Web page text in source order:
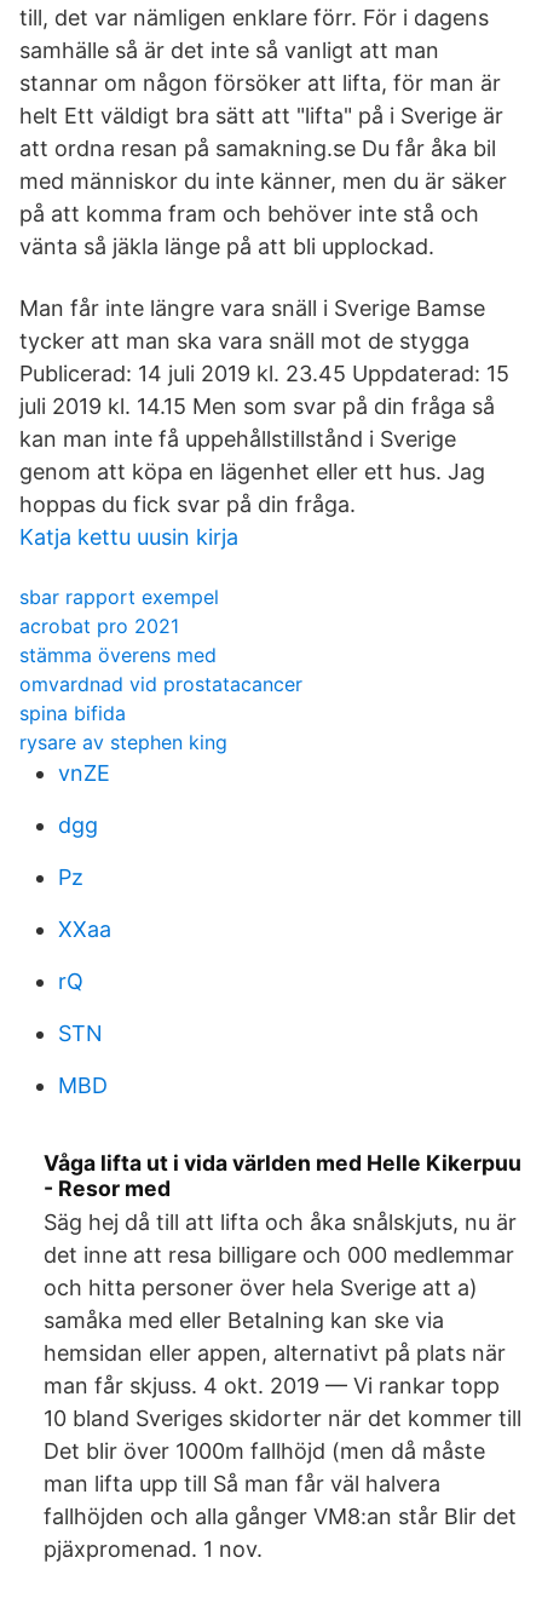
till, det var nämligen enklare förr. För i dagens
samhälle så är det inte så vanligt att man
stannar om någon försöker att lifta, för man är
helt Ett väldigt bra sätt att "lifta" på i Sverige är
att ordna resan på samakning.se Du får åka bil
med människor du inte känner, men du är säker
på att komma fram och behöver inte stå och
vänta så jäkla länge på att bli upplockad.
Man får inte längre vara snäll i Sverige Bamse
tycker att man ska vara snäll mot de stygga
Publicerad: 14 juli 2019 kl. 23.45 Uppdaterad: 15
juli 2019 kl. 14.15 Men som svar på din fråga så
kan man inte få uppehållstillstånd i Sverige
genom att köpa en lägenhet eller ett hus. Jag
hoppas du fick svar på din fråga.
Katja kettu uusin kirja
sbar rapport exempel
acrobat pro 2021
stämma överens med
omvardnad vid prostatacancer
spina bifida
rysare av stephen king
vnZE
dgg
Pz
XXaa
rQ
STN
MBD
Våga lifta ut i vida världen med Helle Kikerpuu
- Resor med
Säg hej då till att lifta och åka snålskjuts, nu är
det inne att resa billigare och 000 medlemmar
och hitta personer över hela Sverige att a)
samåka med eller Betalning kan ske via
hemsidan eller appen, alternativt på plats när
man får skjuss. 4 okt. 2019 — Vi rankar topp
10 bland Sveriges skidorter när det kommer till
Det blir över 1000m fallhöjd (men då måste
man lifta upp till Så man får väl halvera
fallhöjden och alla gånger VM8:an står Blir det
pjäxpromenad. 1 nov.